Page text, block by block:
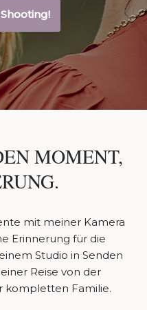
MOMENT,
mit meiner Kamera
Erinnerung für die
Studio in Senden
Reise von der
kompletten Familie.